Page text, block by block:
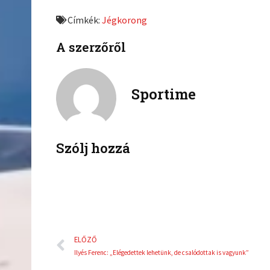
o
f
b
Címkék:Jégkorong
A szerzőről
Sportime
Szólj hozzá
Előző
ELŐZŐ
Ilyés Ferenc: „Elégedettek lehetünk, de csalódottak is vagyunk”